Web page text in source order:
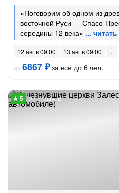
«Поговорим об одном из
восточной Руси — Спасо-
середины 12 века»
12 авг в 09:00
13 авг в 09:00
от6867 ₽за всё до 6 чел.
27 отзывов